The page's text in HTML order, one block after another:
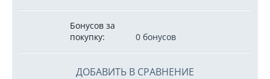
Бонусов за
покупку:
0 бонусов
ДОБАВИТЬ В СРАВНЕНИЕ